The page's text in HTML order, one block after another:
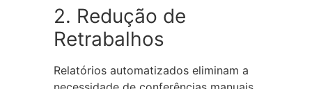
2. Redução de
Retrabalhos
Relatórios automatizados eliminam a